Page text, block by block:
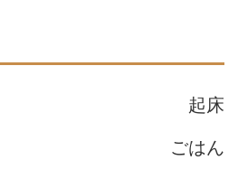
起床
ごはん